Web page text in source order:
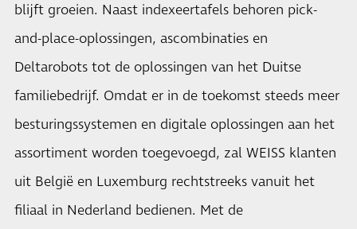
blijft groeien. Naast indexeertafels behoren pick-
and-place-oplossingen, ascombinaties en
Deltarobots tot de oplossingen van het Duitse
familiebedrijf. Omdat er in de toekomst steeds meer
besturingssystemen en digitale oplossingen aan het
assortiment worden toegevoegd, zal WEISS klanten
uit België en Luxemburg rechtstreeks vanuit het
filiaal in Nederland bedienen. Met de